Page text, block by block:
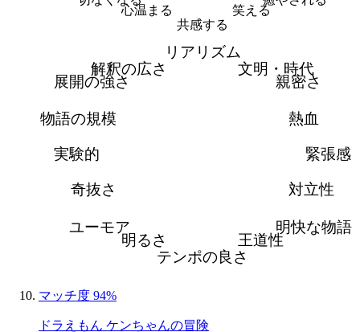
笑える
共感する
心温まる
リアリズム
文明・時代
親密さ
熱血
緊張感
対立性
明快な物語
王道性
テンポの良さ
明るさ
ユーモア
奇抜さ
実験的
物語の規模
展開の強さ
解釈の広さ
マッチ度 94%
ドラえもん ケンちゃんの冒険